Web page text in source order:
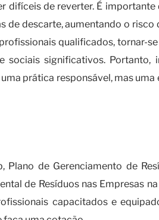
difíceis de reverter. É importante
descarte, aumentando o
qualificados, tornar-
significativos. Portanto,
prática responsável, mas
de Gerenciamento de
de Resíduos nas Empresas
capacitados e